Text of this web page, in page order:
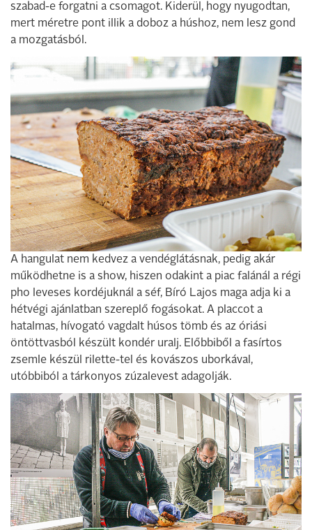
szabad-e forgatni a csomagot. Kiderül, hogy nyugodtan,
mert méretre pont illik a doboz a húshoz, nem lesz gond
a mozgatásból.
A hangulat nem kedvez a vendéglátásnak, pedig akár
működhetne is a show, hiszen odakint a piac falánál a régi
pho leveses kordéjuknál a séf, Bíró Lajos maga adja ki a
hétvégi ajánlatban szereplő fogásokat. A placcot a
hatalmas, hívogató vagdalt húsos tömb és az óriási
öntöttvasból készült kondér uralj. Előbbiből a fasírtos
zsemle készül rilette-tel és kovászos uborkával,
utóbbiból a tárkonyos zúzalevest adagolják.